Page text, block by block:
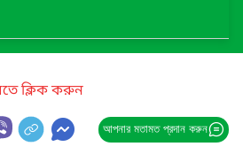
ক্লিক করুন
আপনার মতামত প্রদান করুন